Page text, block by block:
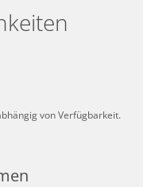
von Verfügbarkeit.